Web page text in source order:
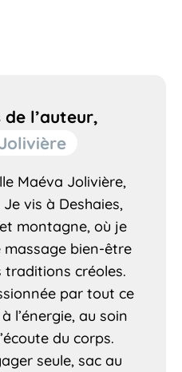
l’auteur,
Maéva Jolivière,
vis à Deshaies,
montagne, où je
massage bien-être
traditions créoles.
par tout ce
l’énergie, au soin
du corps.
seule, sac au